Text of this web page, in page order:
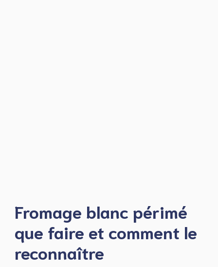
Fromage blanc périmé
que faire et comment le
reconnaître